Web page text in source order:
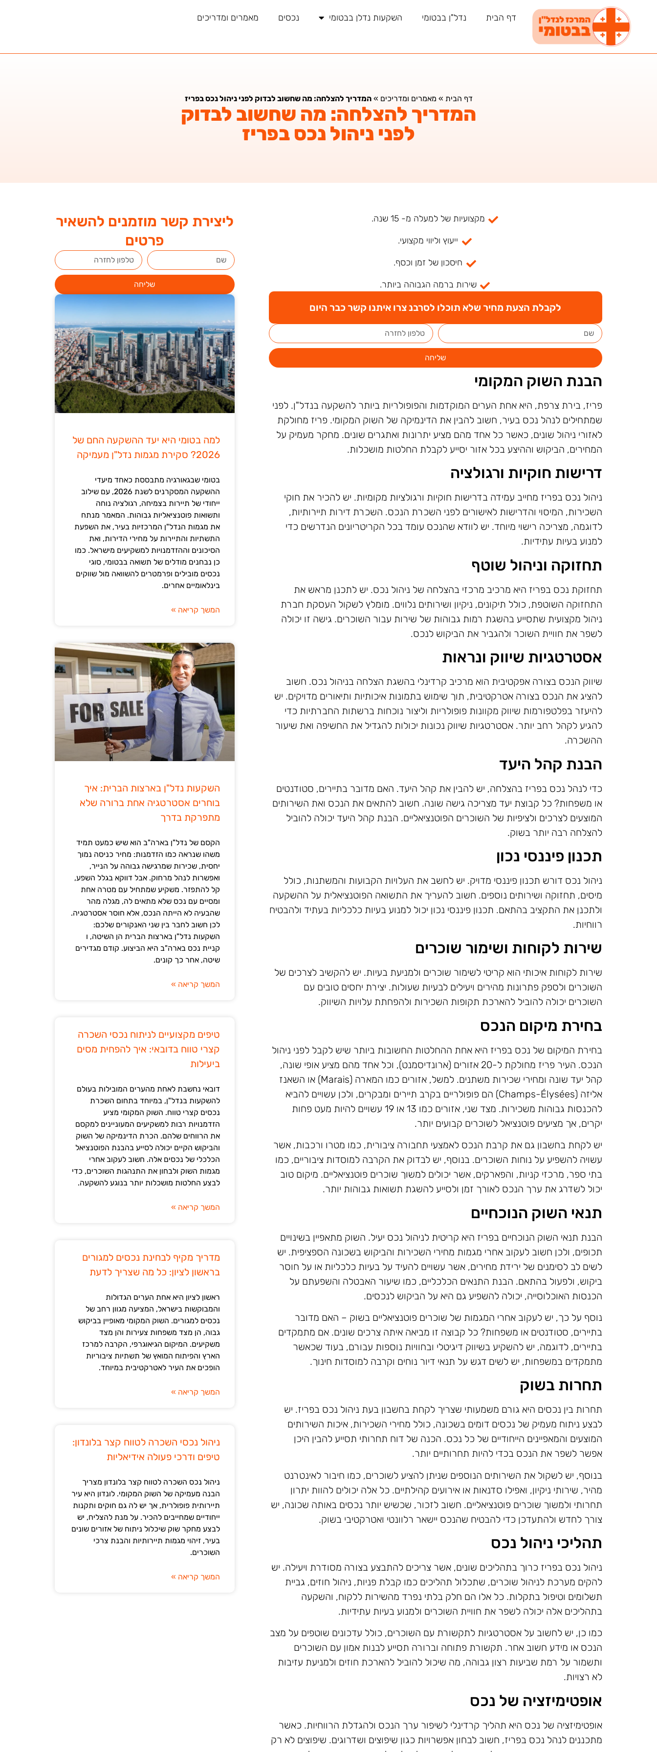
דף הבית נדל"ן בבטומי השקעות נדלן בבטומי נכסים מאמרים ומדריכים
דף הבית » מאמרים ומדריכים »המדריך להצלחה: מה שחשוב לבדוק לפני ניהול נכס בפריז
המדריך להצלחה: מה שחשוב לבדוק
לפני ניהול נכס בפריז
ליצירת קשר מוזמנים להשאיר
פרטים
שליחה
למה בטומי היא יעד ההשקעה החם של
2026? סקירת מגמות נדל"ן מעמיקה
בטומי שבגאורגיה מתבססת כאחד מיעדי
ההשקעה המסקרנים לשנת 2026, עם שילוב
ייחודי של תיירות בצמיחה, רגולציה נוחה
ותשואות פוטנציאליות גבוהות. המאמר מנתח
את מגמות הנדל"ן המרכזיות בעיר, את השפעת
התשתיות והתיירות על מחירי הדירות, ואת
הסיכונים וההזדמנויות למשקיעים מישראל. כמו
כן נבחנים מודלים של תשואה בבטומי, סוגי
נכסים מובילים ופרמטרים להשוואה מול שווקים
בינלאומיים אחרים.
המשך קריאה »
השקעות נדל"ן בארצות הברית: איך
בוחרים אסטרטגיה אחת ברורה שלא
מתפרקת בדרך
הקסם של נדל"ן בארה"ב הוא שיש כמעט תמיד
משהו שנראה כמו הזדמנות: מחיר כניסה נמוך
יחסית, שכירות שמרגישה גבוהה על הנייר,
ואפשרות לנהל מרחוק. אבל דווקא בגלל השפע,
קל להתפזר. משקיע שמתחיל עם מטרה אחת
ומסיים עם נכס שלא מתאים לה, מגלה מהר
שהבעיה לא הייתה הנכס, אלא חוסר אסטרטגיה.
לכן חשוב לחבר בין שני האנקורים שלכם:
השקעות נדל"ן בארצות הברית הן השיטה, ו
קניית נכס בארה"ב היא הביצוע. קודם מגדירים
שיטה, אחר כך קונים.
המשך קריאה »
טיפים מקצועיים לניתוח נכסי השכרה
קצרי טווח בדובאי: איך להפחית מסים
ביעילות
דובאי נחשבת לאחת מהערים המובילות בעולם
להשקעות בנדל"ן, במיוחד בתחום השכרת
נכסים קצרי טווח. השוק המקומי מציע
הזדמנויות רבות למשקיעים המעוניינים למקסם
את הרווחים שלהם. הכרת הדינמיקה של השוק
והביקוש הקיים יכולה לסייע בהבנת הפוטנציאל
הכלכלי של נכסים אלה. חשוב לעקוב אחרי
מגמות השוק ולבחון את התנהגות השוכרים, כדי
לבצע החלטות מושכלות יותר בנוגע להשקעה.
המשך קריאה »
מדריך מקיף לבחינת נכסים למגורים
בראשון לציון: כל מה שצריך לדעת
ראשון לציון היא אחת הערים הגדולות
והמבוקשות בישראל, המציעה מגוון רחב של
נכסים למגורים. השוק המקומי מאופיין בביקוש
גבוה, הן מצד משפחות צעירות והן מצד
משקיעים. המיקום הגיאוגרפי, הקרבה למרכז
הארץ והפיתוח המואץ של תשתיות ציבוריות
הופכים את העיר לאטרקטיבית במיוחד.
המשך קריאה »
ניהול נכסי השכרה לטווח קצר בלונדון:
טיפים ודרכי פעולה אידיאליות
ניהול נכס השכרה לטווח קצר בלונדון מצריך
הבנה מעמיקה של השוק המקומי. לונדון היא עיר
תיירותית פופולרית, אך יש לה גם חוקים ותקנות
ייחודיים שמחייבים להכיר. על מנת להצליח, יש
לבצע מחקר שוק שיכלול ניתוח של אזורים שונים
בעיר, זיהוי מגמות תיירותיות והבנת צרכי
השוכרים.
המשך קריאה »
מקצועיות של למעלה מ- 15 שנה.
ייעוץ וליווי מקצועי.
חיסכון של זמן וכסף.
שירות ברמה הגבוהה ביותר.
לקבלת הצעת מחיר שלא תוכלו לסרבנ צרו איתנו קשר כבר היום
שליחה
הבנת השוק המקומי
פריז, בירת צרפת, היא אחת הערים המוקדמות והפופולריות ביותר להשקעה בנדל"ן. לפני
שמתחילים לנהל נכס בעיר, חשוב להבין את הדינמיקה של השוק המקומי. פריז מחולקת
לאזורי ניהול שונים, כאשר כל אחד מהם מציע יתרונות ואתגרים שונים. מחקר מעמיק על
המחירים, הביקוש וההיצע בכל אזור יסייע לקבלת החלטות מושכלות.
דרישות חוקיות ורגולציה
ניהול נכס בפריז מחייב עמידה בדרישות חוקיות ורגולציות מקומיות. יש להכיר את חוקי
השכירות, המיסוי והדרישות לאישורים לפני השכרת הנכס. השכרת דירות תיירותיות,
לדוגמה, מצריכה רישוי מיוחד. יש לוודא שהנכס עומד בכל הקריטריונים הנדרשים כדי
למנוע בעיות עתידיות.
תחזוקה וניהול שוטף
תחזוקת נכס בפריז היא מרכיב מרכזי בהצלחה של ניהול נכס. יש לתכנן מראש את
התחזוקה השוטפת, כולל תיקונים, ניקיון ושירותים נלווים. מומלץ לשקול העסקת חברת
ניהול מקצועית שתסייע בהשגת רמות גבוהות של שירות עבור השוכרים. גישה זו יכולה
לשפר את חוויית השוכר ולהגביר את הביקוש לנכס.
אסטרטגיות שיווק ונראות
שיווק הנכס בצורה אפקטיבית הוא מרכיב קרדינלי בהשגת הצלחה בניהול נכס. חשוב
להציג את הנכס בצורה אטרקטיבית, תוך שימוש בתמונות איכותיות ותיאורים מדויקים. יש
להיעזר בפלטפורמות שיווק מקוונות פופולריות וליצור נוכחות ברשתות החברתיות כדי
להגיע לקהל רחב יותר. אסטרטגיות שיווק נכונות יכולות להגדיל את החשיפה ואת שיעור
ההשכרה.
הבנת קהל היעד
כדי לנהל נכס בפריז בהצלחה, יש להבין את קהל היעד. האם מדובר בתיירים, סטודנטים
או משפחות? כל קבוצת יעד מצריכה גישה שונה. חשוב להתאים את הנכס ואת השירותים
המוצעים לצרכים ולציפיות של השוכרים הפוטנציאליים. הבנת קהל היעד יכולה להוביל
להצלחה רבה יותר בשוק.
תכנון פיננסי נכון
ניהול נכס דורש תכנון פיננסי מדויק. יש לחשב את העלויות הקבועות והמשתנות, כולל
מיסים, תחזוקה ושירותים נוספים. חשוב להעריך את התשואה הפוטנציאלית על ההשקעה
ולתכנן את התקציב בהתאם. תכנון פיננסי נכון יכול למנוע בעיות כלכליות בעתיד ולהבטיח
רווחיות.
שירות לקוחות ושימור שוכרים
שירות לקוחות איכותי הוא קריטי לשימור שוכרים ולמניעת בעיות. יש להקשיב לצרכים של
השוכרים ולספק פתרונות מהירים ויעילים לבעיות שעולות. יצירת יחסים טובים עם
השוכרים יכולה להוביל להארכת תקופות השכירות ולהפחתת עלויות השיווק.
בחירת מיקום הנכס
בחירת המיקום של נכס בפריז היא אחת ההחלטות החשובות ביותר שיש לקבל לפני ניהול
הנכס. העיר פריז מחולקת ל-20 אזורים (ארונדיסמנט), וכל אחד מהם מציע אופי שונה,
קהל יעד שונה ומחירי שכירות משתנים. למשל, אזורים כמו המארה (Marais) או השאנז
אליזה (Champs-Élysées) הם פופולריים בקרב תיירים ומבקרים, ולכן עשויים להביא
להכנסות גבוהות משכירות. מצד שני, אזורים כמו 13 או 19 עשויים להיות מעט פחות
יקרים, אך מציעים פוטנציאל לשוכרים קבועים יותר.
יש לקחת בחשבון גם את קרבת הנכס לאמצעי תחבורה ציבורית, כמו מטרו ורכבות, אשר
עשויה להשפיע על נוחות השוכרים. בנוסף, יש לבדוק את הקרבה למוסדות ציבוריים, כמו
בתי ספר, מרכזי קניות, והפארקים, אשר יכולים למשוך שוכרים פוטנציאליים. מיקום טוב
יכול לשדרג את ערך הנכס לאורך זמן ולסייע להשגת תשואות גבוהות יותר.
תנאי השוק הנוכחיים
הבנת תנאי השוק הנוכחיים בפריז היא קריטית לניהול נכס יעיל. השוק מתאפיין בשינויים
תכופים, ולכן חשוב לעקוב אחרי מגמות מחירי השכירות והביקוש בשכונה הספציפית. יש
לשים לב לסימנים של ירידת מחירים, אשר עשויים להעיד על בעיות כלכליות או על חוסר
ביקוש, ולפעול בהתאם. הבנת התנאים הכלכליים, כמו שיעור האבטלה והשפעתם על
הכנסות האוכלוסייה, יכולה להשפיע גם היא על הביקוש לנכסים.
נוסף על כך, יש לעקוב אחרי המגמות של שוכרים פוטנציאליים בשוק – האם מדובר
בתיירים, סטודנטים או משפחות? כל קבוצה זו מביאה איתה צרכים שונים. אם מתמקדים
בתיירים, לדוגמה, יש להשקיע בשיווק דיגיטלי ובחוויות נוספות עבורם, בעוד שכאשר
מתמקדים במשפחות, יש לשים דגש על תנאי דיור נוחים וקרבה למוסדות חינוך.
תחרות בשוק
תחרות בין נכסים היא גורם משמעותי שצריך לקחת בחשבון בעת ניהול נכס בפריז. יש
לבצע ניתוח מעמיק של נכסים דומים בשכונה, כולל מחירי השכירות, איכות השירותים
המוצעים והמאפיינים הייחודיים של כל נכס. הכנה של דוח תחרותי תסייע להבין היכן
אפשר לשפר את הנכס בכדי להיות תחרותיים יותר.
בנוסף, יש לשקול את השירותים הנוספים שניתן להציע לשוכרים, כמו חיבור לאינטרנט
מהיר, שירותי ניקיון, ואפילו סדנאות או אירועים קהילתיים. כל אלה יכולים להוות יתרון
תחרותי ולמשוך שוכרים פוטנציאליים. חשוב לזכור, שכשיש יותר נכסים באותה שכונה, יש
צורך לחדש ולהתעדכן כדי להבטיח שהנכס יישאר רלוונטי ואטרקטיבי בשוק.
תהליכי ניהול נכס
ניהול נכס בפריז כרוך בתהליכים שונים, אשר צריכים להתבצע בצורה מסודרת ויעילה. יש
להקים מערכת לניהול שוכרים, שתכלול תהליכים כמו קבלת פניות, ניהול חוזים, גביית
תשלומים וטיפול בתקלות. כל אלו הם חלק בלתי נפרד מהשירות ללקוח, והשקעה
בתהליכים אלה יכולה לשפר את חוויית השוכרים ולמנוע בעיות עתידיות.
כמו כן, יש לחשוב על אסטרטגיות לתקשורת עם השוכרים, כולל עדכונים שוטפים על מצב
הנכס או מידע חשוב אחר. תקשורת פתוחה וברורה תסייע לבנות אמון עם השוכרים
ותשמור על רמת שביעות רצון גבוהה, מה שיכול להוביל להארכת חוזים ולמניעת עזיבות
לא רצויות.
אופטימיזציה של נכס
אופטימיזציה של נכס היא תהליך קרדינלי לשיפור ערך הנכס ולהגדלת הרווחיות. כאשר
מתכננים לנהל נכס בפריז, חשוב לבחון אפשרויות כגון שיפוצים ושדרוגים. שיפוצים לא רק